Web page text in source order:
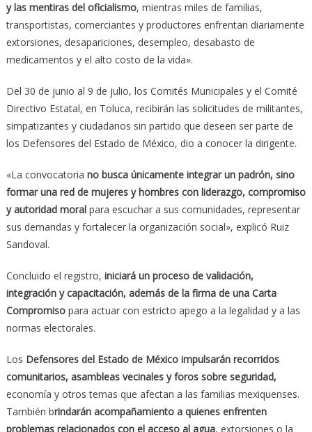
y las mentiras del oficialismo, mientras miles de familias,
transportistas, comerciantes y productores enfrentan diariamente
extorsiones, desapariciones, desempleo, desabasto de
medicamentos y el alto costo de la vida».
Del 30 de junio al 9 de julio, los Comités Municipales y el Comité
Directivo Estatal, en Toluca, recibirán las solicitudes de militantes,
simpatizantes y ciudadanos sin partido que deseen ser parte de
los Defensores del Estado de México, dio a conocer la dirigente.
«La convocatoria no busca únicamente integrar un padrón, sino
formar una red de mujeres y hombres con liderazgo, compromiso
y autoridad moralpara escuchar a sus comunidades, representar
sus demandas y fortalecer la organización social», explicó Ruiz
Sandoval.
Concluido el registro, iniciará un proceso de validación,
integración y capacitación, además de la firma de una Carta
Compromisopara actuar con estricto apego a la legalidad y a las
normas electorales.
Los Defensores del Estado de México impulsarán recorridos
comunitarios, asambleas vecinales y foros sobre seguridad,
economía y otros temas que afectan a las familias mexiquenses.
También brindarán acompañamiento a quienes enfrenten
problemas relacionados con el acceso al agua, extorsiones o la